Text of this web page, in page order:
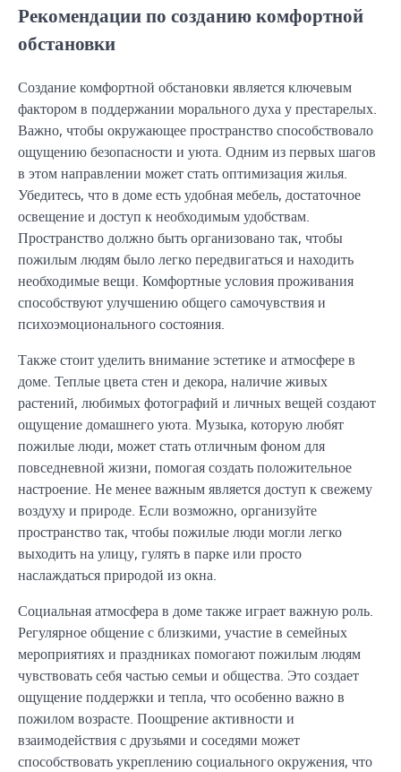
Рекомендации по созданию комфортной
обстановки
Создание комфортной обстановки является ключевым
фактором в поддержании морального духа у престарелых.
Важно, чтобы окружающее пространство способствовало
ощущению безопасности и уюта. Одним из первых шагов
в этом направлении может стать оптимизация жилья.
Убедитесь, что в доме есть удобная мебель, достаточное
освещение и доступ к необходимым удобствам.
Пространство должно быть организовано так, чтобы
пожилым людям было легко передвигаться и находить
необходимые вещи. Комфортные условия проживания
способствуют улучшению общего самочувствия и
психоэмоционального состояния.
Также стоит уделить внимание эстетике и атмосфере в
доме. Теплые цвета стен и декора, наличие живых
растений, любимых фотографий и личных вещей создают
ощущение домашнего уюта. Музыка, которую любят
пожилые люди, может стать отличным фоном для
повседневной жизни, помогая создать положительное
настроение. Не менее важным является доступ к свежему
воздуху и природе. Если возможно, организуйте
пространство так, чтобы пожилые люди могли легко
выходить на улицу, гулять в парке или просто
наслаждаться природой из окна.
Социальная атмосфера в доме также играет важную роль.
Регулярное общение с близкими, участие в семейных
мероприятиях и праздниках помогают пожилым людям
чувствовать себя частью семьи и общества. Это создает
ощущение поддержки и тепла, что особенно важно в
пожилом возрасте. Поощрение активности и
взаимодействия с друзьями и соседями может
способствовать укреплению социального окружения, что